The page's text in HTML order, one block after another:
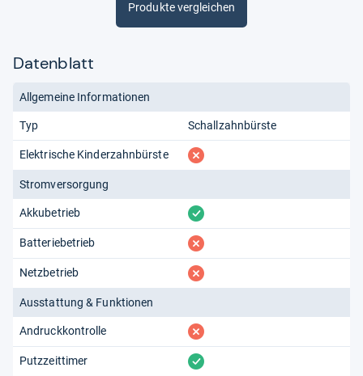
Produkte vergleichen
Datenblatt
Allgemeine Informationen
Typ Schallzahnbürste
Elektrische Kinderzahnbürste fehlt
Stromversorgung
Akkubetrieb vorhanden
Batteriebetrieb fehlt
Netzbetrieb fehlt
Ausstattung & Funktionen
Andruckkontrolle fehlt
Putzzeittimer vorhanden